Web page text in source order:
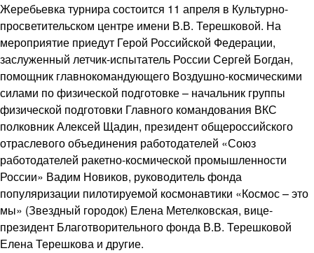
Жеребьевка турнира состоится 11 апреля в Культурно-
просветительском центре имени В.В. Терешковой. На
мероприятие приедут Герой Российской Федерации,
заслуженный летчик-испытатель России Сергей Богдан,
помощник главнокомандующего Воздушно-космическими
силами по физической подготовке – начальник группы
физической подготовки Главного командования ВКС
полковник Алексей Щадин, президент общероссийского
отраслевого объединения работодателей «Союз
работодателей ракетно-космической промышленности
России» Вадим Новиков, руководитель фонда
популяризации пилотируемой космонавтики «Космос – это
мы» (Звездный городок) Елена Метелковская, вице-
президент Благотворительного фонда В.В. Терешковой
Елена Терешкова и другие.